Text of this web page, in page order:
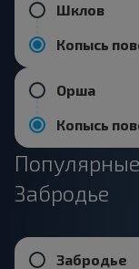
Шклов
Копысь
Орша
Копысь
Забродье
Забродье